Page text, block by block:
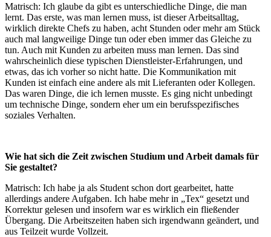
Matrisch: Ich glaube da gibt es unterschiedliche Dinge, die man
lernt. Das erste, was man lernen muss, ist dieser Arbeitsalltag,
wirklich direkte Chefs zu haben, acht Stunden oder mehr am Stück
auch mal langweilige Dinge tun oder eben immer das Gleiche zu
tun. Auch mit Kunden zu arbeiten muss man lernen. Das sind
wahrscheinlich diese typischen Dienstleister-Erfahrungen, und
etwas, das ich vorher so nicht hatte. Die Kommunikation mit
Kunden ist einfach eine andere als mit Lieferanten oder Kollegen.
Das waren Dinge, die ich lernen musste. Es ging nicht unbedingt
um technische Dinge, sondern eher um ein berufsspezifisches
soziales Verhalten.
Wie hat sich die Zeit zwischen Studium und Arbeit damals für
Sie gestaltet?
Matrisch: Ich habe ja als Student schon dort gearbeitet, hatte
allerdings andere Aufgaben. Ich habe mehr in „Tex“ gesetzt und
Korrektur gelesen und insofern war es wirklich ein fließender
Übergang. Die Arbeitszeiten haben sich irgendwann geändert, und
aus Teilzeit wurde Vollzeit.